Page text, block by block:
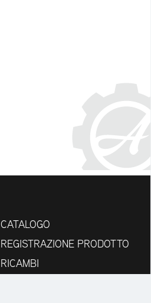
CATALOGO
REGISTRAZIONE PRODOTTO
RICAMBI